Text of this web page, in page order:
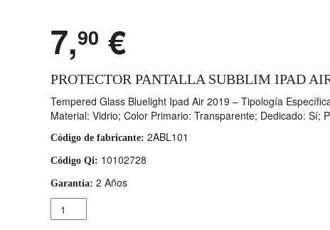
7,90 €
PROTECTOR PANTALLA SUBBLIM IPAD
Tempered Glass Bluelight Ipad Air 2019 – Tipología
Material: Vidrio; Color Primario: Transparente; Dedicado: Sí;
Código de fabricante: 2ABL101
Código Qi: 10102728
Garantía: 2 Años
Cantidad